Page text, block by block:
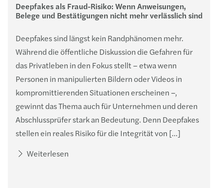
Deepfakes als Fraud-Risiko: Wenn Anweisungen,
Belege und Bestätigungen nicht mehr verlässlich sind
Deepfakes sind längst kein Randphänomen mehr.
Während die öffentliche Diskussion die Gefahren für
das Privatleben in den Fokus stellt – etwa wenn
Personen in manipulierten Bildern oder Videos in
kompromittierenden Situationen erscheinen –,
gewinnt das Thema auch für Unternehmen und deren
Abschlussprüfer stark an Bedeutung. Denn Deepfakes
stellen ein reales Risiko für die Integrität von […]
Weiterlesen